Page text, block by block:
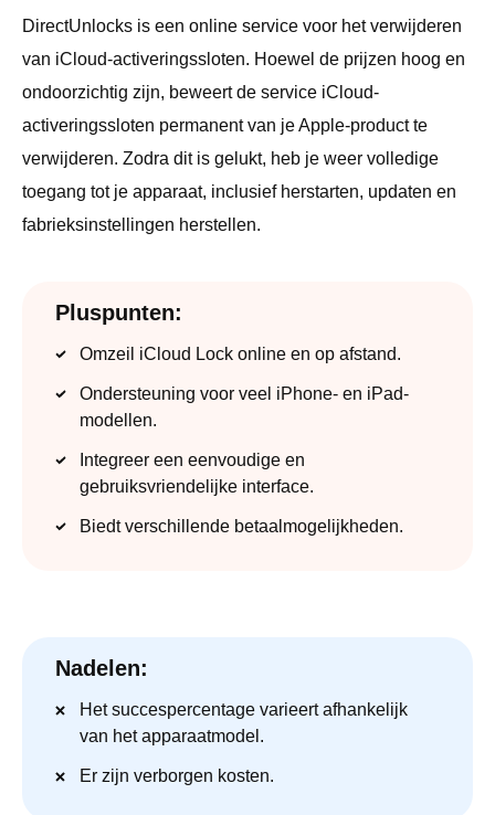
DirectUnlocks is een online service voor het verwijderen
van iCloud-activeringssloten. Hoewel de prijzen hoog en
ondoorzichtig zijn, beweert de service iCloud-
activeringssloten permanent van je Apple-product te
verwijderen. Zodra dit is gelukt, heb je weer volledige
toegang tot je apparaat, inclusief herstarten, updaten en
fabrieksinstellingen herstellen.
Pluspunten:
Omzeil iCloud Lock online en op afstand.
Ondersteuning voor veel iPhone- en iPad-
modellen.
Integreer een eenvoudige en
gebruiksvriendelijke interface.
Biedt verschillende betaalmogelijkheden.
Nadelen:
Het succespercentage varieert afhankelijk
van het apparaatmodel.
Er zijn verborgen kosten.